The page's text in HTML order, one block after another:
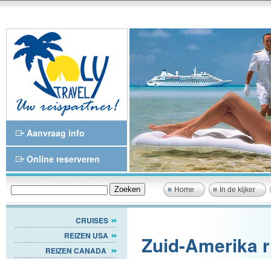
Aanvraag info
Online reserveren
Home In de kijker
CRUISES
REIZEN USA
REIZEN CANADA
Zuid-Amerika